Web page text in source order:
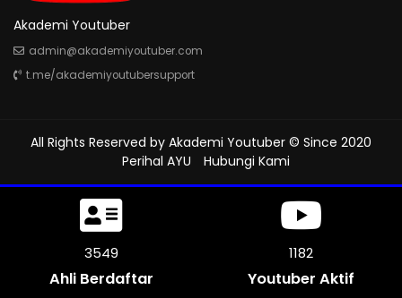
Akademi Youtuber
admin@akademiyoutuber.com
t.me/akademiyoutubersupport
All Rights Reserved by Akademi Youtuber © Since 2020
Perihal AYU
Hubungi Kami
3933
Ahli Berdaftar
1311
Youtuber Aktif